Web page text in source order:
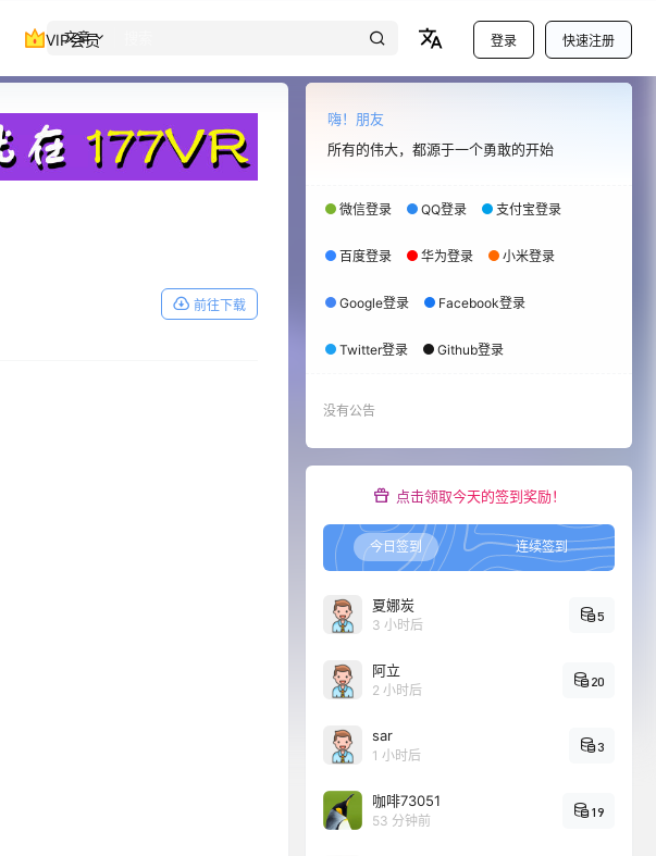
文章 登录 快速注册
VIP会员
前往下载
嗨！朋友
所有的伟大，都源于一个勇敢的开始
微信登录 QQ登录 支付宝登录
百度登录 华为登录 小米登录
Google登录 Facebook登录
Twitter登录 Github登录
没有公告
点击领取今天的签到奖励！
今日签到 连续签到
夏娜炭
3 小时后
5
阿立
2 小时后
20
sar
1 小时后
3
咖啡73051
53 分钟前
19